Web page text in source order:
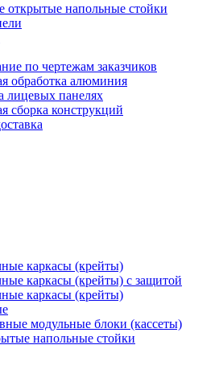
открытые напольные стойки
по чертежам заказчиков
обработка алюминия
лицевых панелях
сборка конструкций
каркасы (крейты)
каркасы (крейты) с защитой
каркасы (крейты)
модульные блоки (кассеты)
напольные стойки